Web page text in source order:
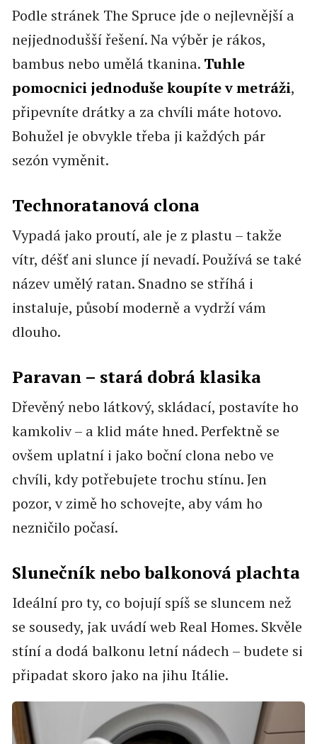
Podle stránek The Spruce jde o nejlevnější a
nejjednodušší řešení. Na výběr je rákos,
bambus nebo umělá tkanina. Tuhle
pomocnici jednoduše koupíte v metráži,
připevníte drátky a za chvíli máte hotovo.
Bohužel je obvykle třeba ji každých pár
sezón vyměnit.
Technoratanová clona
Vypadá jako proutí, ale je z plastu – takže
vítr, déšť ani slunce jí nevadí. Používá se také
název umělý ratan. Snadno se stříhá i
instaluje, působí moderně a vydrží vám
dlouho.
Paravan – stará dobrá klasika
Dřevěný nebo látkový, skládací, postavíte ho
kamkoliv – a klid máte hned. Perfektně se
ovšem uplatní i jako boční clona nebo ve
chvíli, kdy potřebujete trochu stínu. Jen
pozor, v zimě ho schovejte, aby vám ho
nezničilo počasí.
Slunečník nebo balkonová plachta
Ideální pro ty, co bojují spíš se sluncem než
se sousedy, jak uvádí web Real Homes. Skvěle
stíní a dodá balkonu letní nádech – budete si
připadat skoro jako na jihu Itálie.